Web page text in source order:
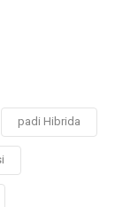
padi Hibrida